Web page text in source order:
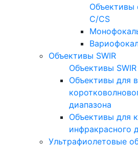
Объективы
C/CS
Объективы SWIR
Объективы SWIR
Объективы для
диапазона
Объективы для
инфракрасного
Ультрафиолетовые